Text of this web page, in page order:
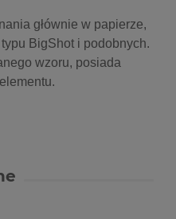
głównie w papierze,
BigShot i podobnych.
wzoru, posiada